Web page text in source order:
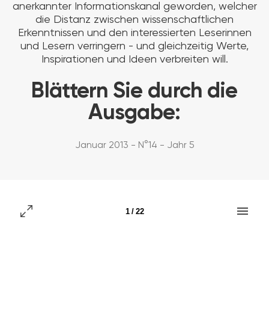
anerkannter Informationskanal geworden, welcher
die Distanz zwischen wissenschaftlichen
Erkenntnissen und den interessierten Leserinnen
und Lesern verringern - und gleichzeitig Werte,
Inspirationen und Ideen verbreiten will.
Blättern Sie durch die
Ausgabe:
Januar 2013 - N°14 - Jahr 5